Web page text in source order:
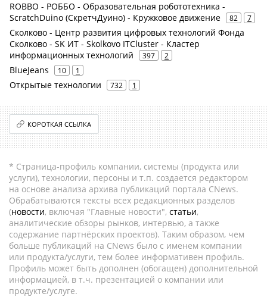
ROBBO - РОББО - Образовательная робототехника -
ScratchDuino (СкретчДуино) - Кружковое движение
82 7
Сколково - Центр развития цифровых технологий Фонда
Сколково - SK ИТ - Skolkovo ITCluster - Кластер
информационных технологий
397 2
BlueJeans 10 1
Открытые технологии 732 1
КОРОТКАЯ ССЫЛКА
* Страница-профиль компании, системы (продукта или
услуги), технологии, персоны и т.п. создается редактором
на основе анализа архива публикаций портала CNews.
Обрабатываются тексты всех редакционных разделов
(новости, включая "Главные новости", статьи,
аналитические обзоры рынков, интервью, а также
содержание партнёрских проектов). Таким образом, чем
больше публикаций на CNews было с именем компании
или продукта/услуги, тем более информативен профиль.
Профиль может быть дополнен (обогащен) дополнительной
информацией, в т.ч. презентацией о компании или
продукте/услуге.